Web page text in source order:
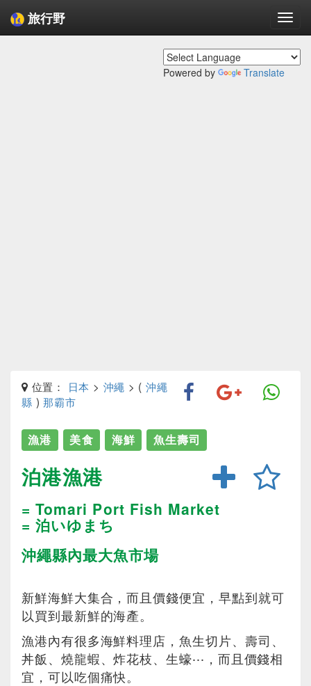
旅行野
Powered by Translate
位置： 日本 > 沖繩 > ( 沖繩
縣 )那霸市
漁港 美食 海鮮 魚生壽司
泊港漁港
= Tomari Port Fish Market
= 泊いゆまち
沖繩縣內最大魚市場
新鮮海鮮大集合，而且價錢便宜，早點到就可
以買到最新鮮的海產。
漁港內有很多海鮮料理店，魚生切片、壽司、
丼飯、燒龍蝦、炸花枝、生蠔‧‧‧，而且價錢相
宜，可以吃個痛快。